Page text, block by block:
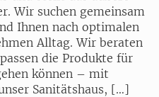
Wir suchen gemeinsam
Ihnen nach optimalen
Alltag. Wir beraten
die Produkte für
können – mit
Sanitätshaus, […]